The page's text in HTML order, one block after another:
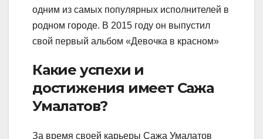
одним из самых популярных исполнителей в
родном городе. В 2015 году он выпустил
свой первый альбом «Девочка в красном»
Какие успехи и
достижения имеет Сажа
Умалатов?
За время своей карьеры Сажа Умалатов